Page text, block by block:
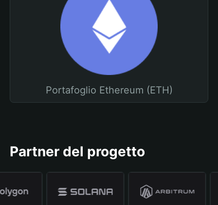
Portafoglio Ethereum (ETH)
Partner del progetto